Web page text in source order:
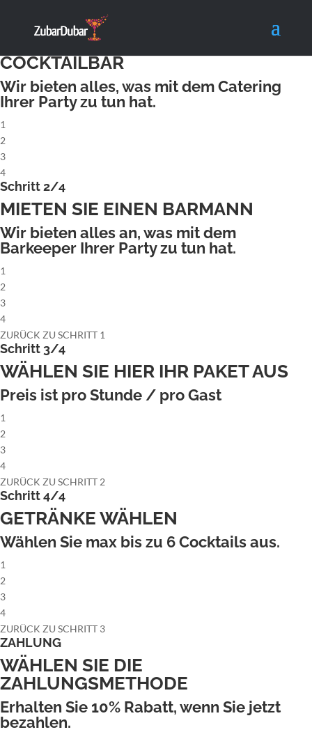
Schritt 1/4
MIETEN SIE EINE KOMPLETTE
COCKTAILBAR
Wir bieten alles, was mit dem Catering
Ihrer Party zu tun hat.
1
2
3
4
Schritt 2/4
MIETEN SIE EINEN BARMANN
Wir bieten alles an, was mit dem
Barkeeper Ihrer Party zu tun hat.
1
2
3
4
ZURÜCK ZU SCHRITT 1
Schritt 3/4
WÄHLEN SIE HIER IHR PAKET AUS
Preis ist pro Stunde / pro Gast
1
2
3
4
ZURÜCK ZU SCHRITT 2
Schritt 4/4
GETRÄNKE WÄHLEN
Wählen Sie max bis zu 6Cocktails aus.
1
2
3
4
ZURÜCK ZU SCHRITT 3
ZAHLUNG
WÄHLEN SIE DIE
ZAHLUNGSMETHODE
Erhalten Sie 10% Rabatt, wenn Sie jetzt
bezahlen.